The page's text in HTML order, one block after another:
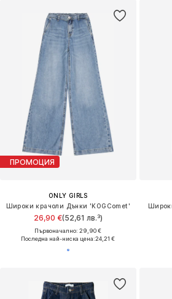
ПРОМОЦИЯ
ONLY GIRLS
Широки крачоли Дънки 'KOGComet'
26,90 €(52,61 лв.³)
Първоначално: 29,90 €
Последна най-ниска цена:24,21 €